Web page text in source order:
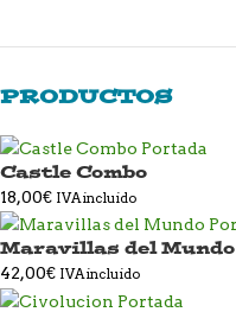
PRODUCTOS
Castle Combo
18,00€ IVA incluido
Maravillas del Mundo
42,00€ IVA incluido